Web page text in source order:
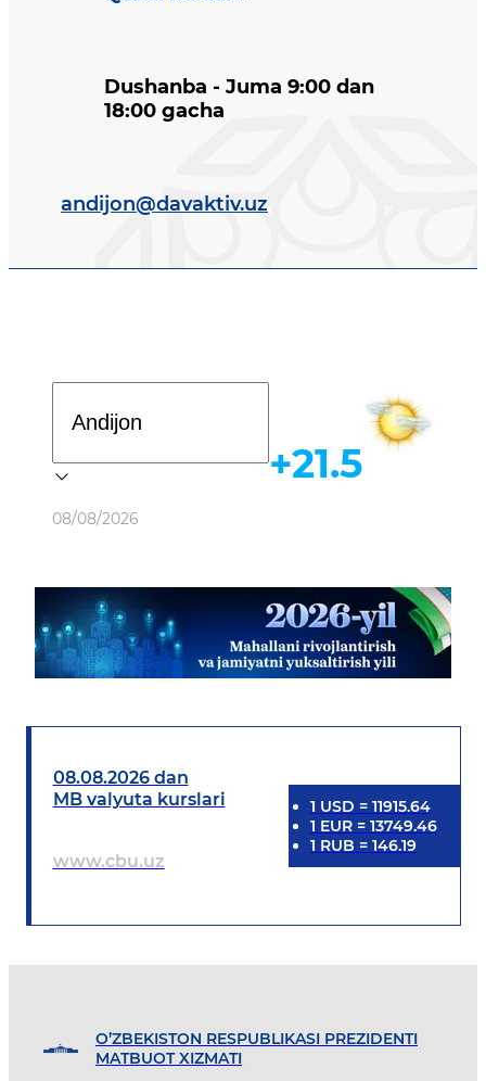
Dushanba - Juma 9:00 dan
18:00 gacha
andijon@davaktiv.uz
Ob-havo
08/08/2026
+21.5
08.08.2026 dan
MB valyuta kurslari
www.cbu.uz
1 USD = 11915.64
1 EUR= 13749.46
1 RUB = 146.19
O’ZBEKISTON RESPUBLIKASI PREZIDENTI
MATBUOT XIZMATI